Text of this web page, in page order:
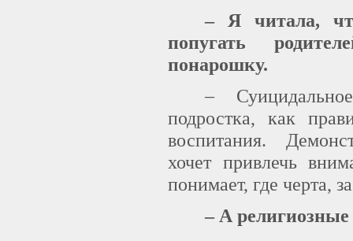
– Я читала,
попугать
понарошку.
–
подростка, как
воспитания.
хочет привлечь
понимает, где черта,
– А